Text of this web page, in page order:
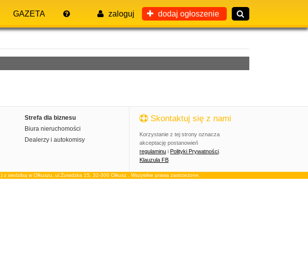
GAZETA zaloguj dodaj ogłoszenie
Strefa dla biznesu
Biura nieruchomości
Dealerzy i autokomisy
Skontaktuj się z nami
Korzystanie z tej strony oznacza
akceptację postanowień
regulaminu i Polityki Prywatności
Klauzula FB
siedzibą w Olkuszu, ul.Żuradzka 15, 32-300 Olkusz . Wszystkie prawa zastrzeżone.